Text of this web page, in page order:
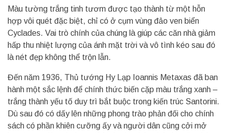
Màu tường trắng tinh tươm được tạo thành từ một hỗn
hợp vôi quét đặc biệt, chỉ có ở cụm vùng đảo ven biển
Cyclades. Vai trò chính của chúng là giúp các căn nhà giảm
hấp thu nhiệt lượng của ánh mặt trời và vô tình kéo sau đó
là nét đẹp không thể trộn lẫn.
Đến năm 1936, Thủ tướng Hy Lạp Ioannis Metaxas đã ban
hành một sắc lệnh để chính thức biến cặp màu trắng xanh –
trắng thành yếu tố duy trì bắt buộc trong kiến trúc Santorini.
Dù sau đó có dấy lên những phong trào phản đối cho chính
sách có phần khiên cưỡng ấy và người dân cũng cởi mở